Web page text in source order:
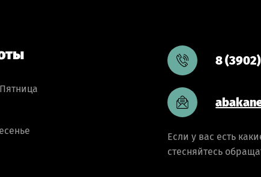
8
Если у вас есть
стесняйтесь